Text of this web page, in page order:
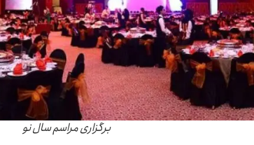
برگزاری مراسم سال نو